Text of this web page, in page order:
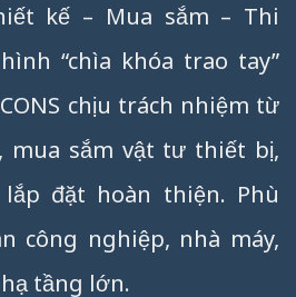
kế – Mua sắm – Thi
“chìa khóa trao tay”
chịu trách nhiệm từ
mua sắm vật tư thiết bị,
đặt hoàn thiện. Phù
công nghiệp, nhà máy,
tầng lớn.